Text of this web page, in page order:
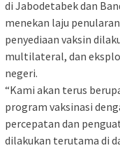
di Jabodetabek dan
menekan laju
penyediaan vaksin
multilateral, dan
negeri.
“Kami akan terus
program vaksinasi
percepatan dan
dilakukan terutama di